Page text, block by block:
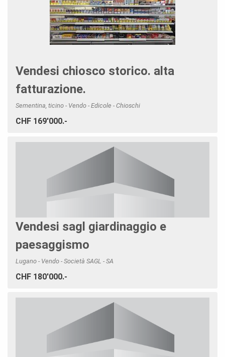
Vendesi chiosco storico. alta
fatturazione.
Sementina, ticino - Vendo - Edicole - Chioschi
CHF 169'000.-
Vendesi sagl giardinaggio e
paesaggismo
Lugano - Vendo - Società SAGL - SA
CHF 180'000.-